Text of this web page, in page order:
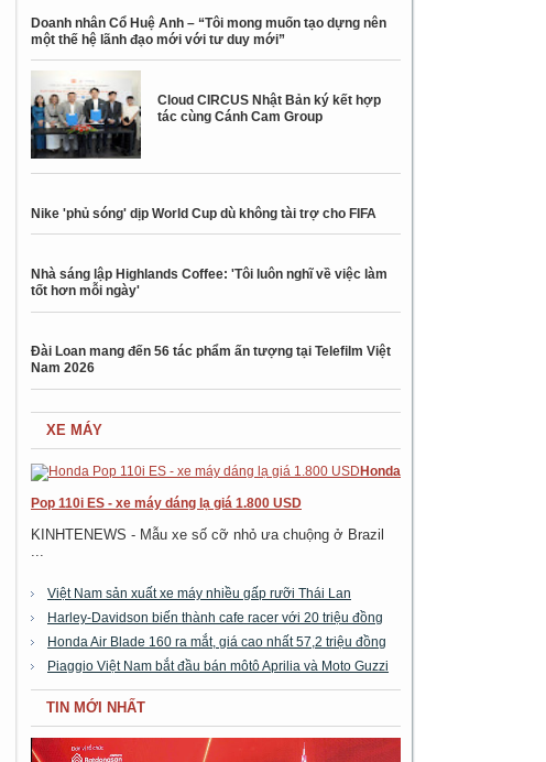
Doanh nhân Cổ Huệ Anh – “Tôi mong muốn tạo dựng nên
một thế hệ lãnh đạo mới với tư duy mới”
Cloud CIRCUS Nhật Bản ký kết hợp
tác cùng Cánh Cam Group
Nike 'phủ sóng' dịp World Cup dù không tài trợ cho FIFA
Nhà sáng lập Highlands Coffee: 'Tôi luôn nghĩ về việc làm
tốt hơn mỗi ngày'
Đài Loan mang đến 56 tác phẩm ấn tượng tại Telefilm Việt
Nam 2026
XE MÁY
Honda
Pop 110i ES - xe máy dáng lạ giá 1.800 USD
KINHTENEWS - Mẫu xe số cỡ nhỏ ưa chuộng ở Brazil
Việt Nam sản xuất xe máy nhiều gấp rưỡi Thái Lan
Harley-Davidson biến thành cafe racer với 20 triệu đồng
Honda Air Blade 160 ra mắt, giá cao nhất 57,2 triệu đồng
Piaggio Việt Nam bắt đầu bán môtô Aprilia và Moto Guzzi
TIN MỚI NHẤT